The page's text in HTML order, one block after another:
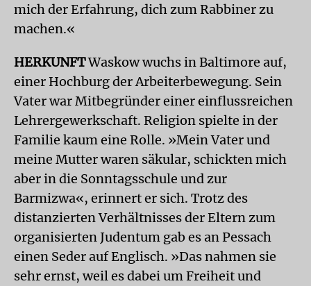
mich der Erfahrung, dich zum Rabbiner zu
machen.«
HERKUNFTWaskow wuchs in Baltimore auf,
einer Hochburg der Arbeiterbewegung. Sein
Vater war Mitbegründer einer einflussreichen
Lehrergewerkschaft. Religion spielte in der
Familie kaum eine Rolle. »Mein Vater und
meine Mutter waren säkular, schickten mich
aber in die Sonntagsschule und zur
Barmizwa«, erinnert er sich. Trotz des
distanzierten Verhältnisses der Eltern zum
organisierten Judentum gab es an Pessach
einen Seder auf Englisch. »Das nahmen sie
sehr ernst, weil es dabei um Freiheit und